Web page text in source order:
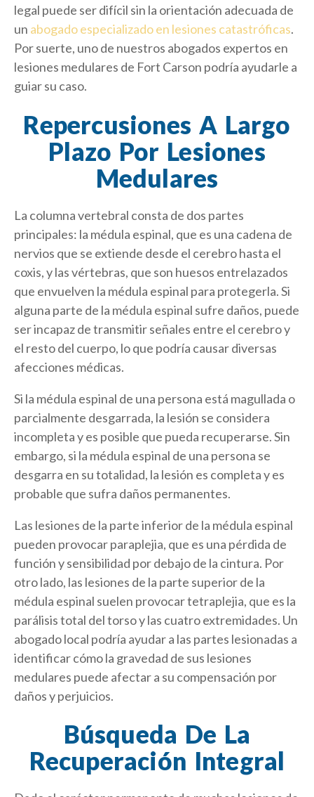
legal puede ser difícil sin la orientación adecuada de
un abogado especializado en lesiones catastróficas.
Por suerte, uno de nuestros abogados expertos en
lesiones medulares de Fort Carson podría ayudarle a
guiar su caso.
Repercusiones A Largo
Plazo Por Lesiones
Medulares
La columna vertebral consta de dos partes
principales: la médula espinal, que es una cadena de
nervios que se extiende desde el cerebro hasta el
coxis, y las vértebras, que son huesos entrelazados
que envuelven la médula espinal para protegerla. Si
alguna parte de la médula espinal sufre daños, puede
ser incapaz de transmitir señales entre el cerebro y
el resto del cuerpo, lo que podría causar diversas
afecciones médicas.
Si la médula espinal de una persona está magullada o
parcialmente desgarrada, la lesión se considera
incompleta y es posible que pueda recuperarse. Sin
embargo, si la médula espinal de una persona se
desgarra en su totalidad, la lesión es completa y es
probable que sufra daños permanentes.
Las lesiones de la parte inferior de la médula espinal
pueden provocar paraplejia, que es una pérdida de
función y sensibilidad por debajo de la cintura. Por
otro lado, las lesiones de la parte superior de la
médula espinal suelen provocar tetraplejia, que es la
parálisis total del torso y las cuatro extremidades. Un
abogado local podría ayudar a las partes lesionadas a
identificar cómo la gravedad de sus lesiones
medulares puede afectar a su compensación por
daños y perjuicios.
Búsqueda De La
Recuperación Integral